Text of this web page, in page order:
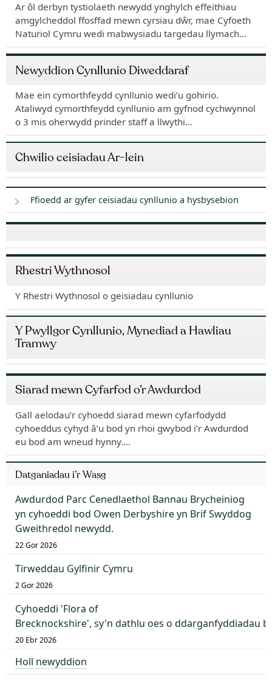
Ar ôl derbyn tystiolaeth newydd ynghylch effeithiau
amgylcheddol ffosffad mewn cyrsiau dŵr, mae Cyfoeth
Naturiol Cymru wedi mabwysiadu targedau llymach…
Newyddion Cynllunio Diweddaraf
Mae ein cymorthfeydd cynllunio wedi’u gohirio.
Ataliwyd cymorthfeydd cynllunio am gyfnod cychwynnol
o 3 mis oherwydd prinder staff a llwythi…
Chwilio ceisiadau Ar-lein
Ffioedd ar gyfer ceisiadau cynllunio a hysbysebion
Rhestri Wythnosol
Y Rhestri Wythnosol o geisiadau cynllunio
Y Pwyllgor Cynllunio, Mynediad a Hawliau
Tramwy
Siarad mewn Cyfarfod o’r Awdurdod
Gall aelodau’r cyhoedd siarad mewn cyfarfodydd
cyhoeddus cyhyd â’u bod yn rhoi gwybod i’r Awdurdod
eu bod am wneud hynny.…
Datganiadau i’r Wasg
Awdurdod Parc Cenedlaethol Bannau Brycheiniog
yn cyhoeddi bod Owen Derbyshire yn Brif Swyddog
Gweithredol newydd.
22 Gor 2026
Tirweddau Gylfinir Cymru
2 Gor 2026
Cyhoeddi 'Flora of
Brecknockshire', sy'n dathlu oes o ddarganfyddiadau
20 Ebr 2026
Holl newyddion